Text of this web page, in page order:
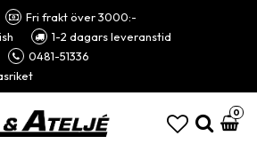
Fri frakt över 3000:-
1-2 dagars leveranstid
0481-51336
0